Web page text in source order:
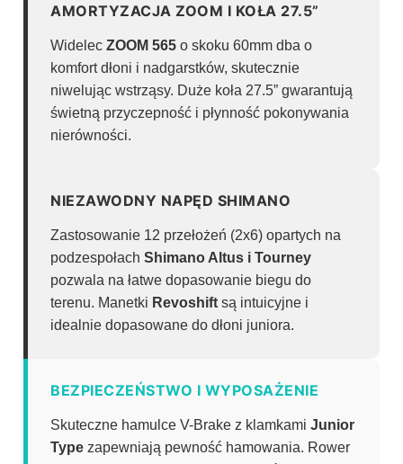
AMORTYZACJA ZOOM I KOŁA 27.5”
Widelec ZOOM 565 o skoku 60mm dba o
komfort dłoni i nadgarstków, skutecznie
niwelując wstrząsy. Duże koła 27.5” gwarantują
świetną przyczepność i płynność pokonywania
nierówności.
NIEZAWODNY NAPĘD SHIMANO
Zastosowanie 12 przełożeń (2x6) opartych na
podzespołach Shimano Altus i Tourney
pozwala na łatwe dopasowanie biegu do
terenu. Manetki Revoshift są intuicyjne i
idealnie dopasowane do dłoni juniora.
BEZPIECZEŃSTWO I WYPOSAŻENIE
Skuteczne hamulce V-Brake z klamkami Junior
Type zapewniają pewność hamowania. Rower